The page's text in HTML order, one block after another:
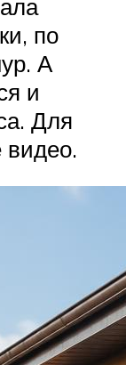
по
А
и
Для
видео.